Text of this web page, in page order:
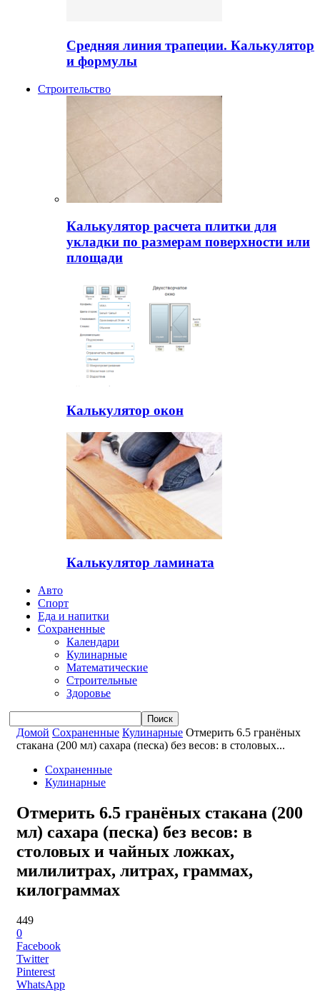
Средняя линия трапеции. Калькулятор
и формулы
Строительство
Калькулятор расчета плитки для
укладки по размерам поверхности или
площади
Калькулятор окон
Калькулятор ламината
Авто
Спорт
Еда и напитки
Сохраненные
Календари
Кулинарные
Математические
Строительные
Здоровье
Домой Сохраненные Кулинарные Отмерить 6.5 гранёных
стакана (200 мл) сахара (песка) без весов: в столовых...
Сохраненные
Кулинарные
Отмерить 6.5 гранёных стакана (200
мл) сахара (песка) без весов: в
столовых и чайных ложках,
милилитрах, литрах, граммах,
килограммах
449
0
Facebook
Twitter
Pinterest
WhatsApp